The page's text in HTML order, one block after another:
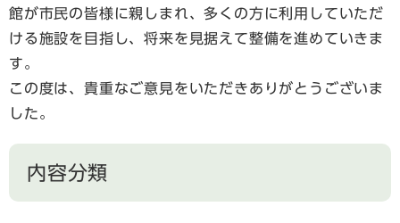
館が市民の皆様に親しまれ、多くの方に利用していただ
ける施設を目指し、将来を見据えて整備を進めていきま
す。
この度は、貴重なご意見をいただきありがとうございま
した。
内容分類